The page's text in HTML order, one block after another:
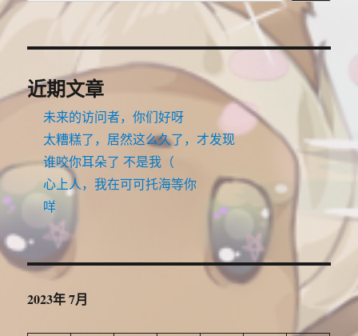
近期文章
未来的访问者，你们好呀
太糟糕了，居然这么久了，才发现
谁咬你耳朵了 不是我（
心上人，我在可可托海等你
咩
2023年 7月